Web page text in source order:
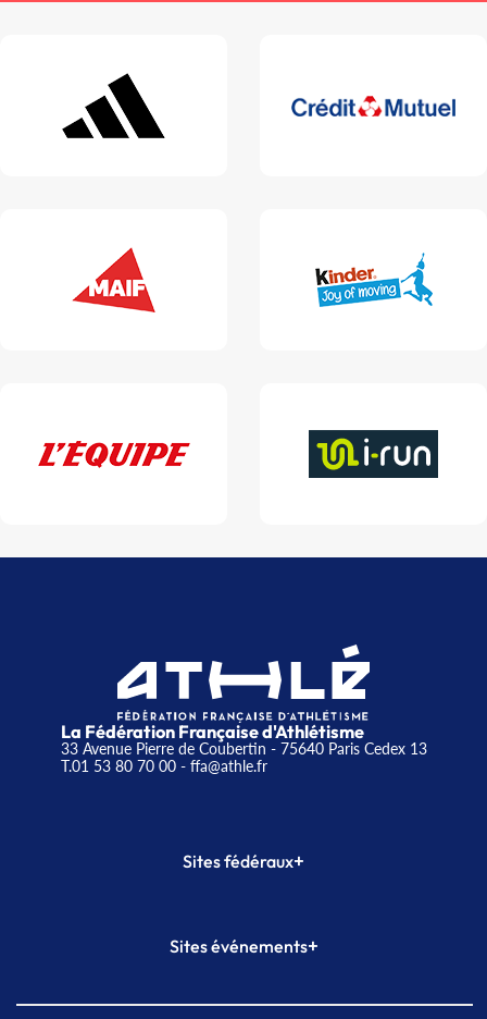
La Fédération Française d'Athlétisme
33 Avenue Pierre de Coubertin - 75640 Paris Cedex 13
T.01 53 80 70 00- ffa@athle.fr
Sites fédéraux+
Plateforme Formation
Sites événements+
Meeting de Paris indoor